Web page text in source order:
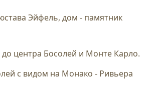
Эйфель, дом - памятник
центра Босолей и Монте Карло.
с видом на Монако - Ривьера